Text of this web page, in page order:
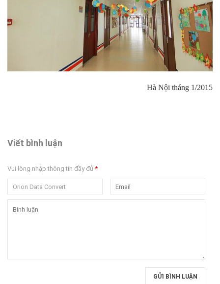
Hà Nội tháng 1/2015
Viết bình luận
Vui lòng nhập thông tin đầy đủ *
GỬI BÌNH LUẬN